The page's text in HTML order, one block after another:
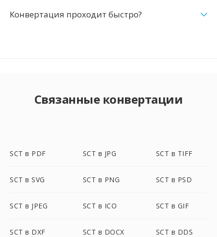
Конвертация проходит быстро?
Связанные конвертации
SCT в PDF SCT в JPG SCT в TIFF
SCT в SVG SCT в PNG SCT в PSD
SCT в JPEG SCT в ICO SCT в GIF
SCT в DXF SCT в DOCX SCT в DDS